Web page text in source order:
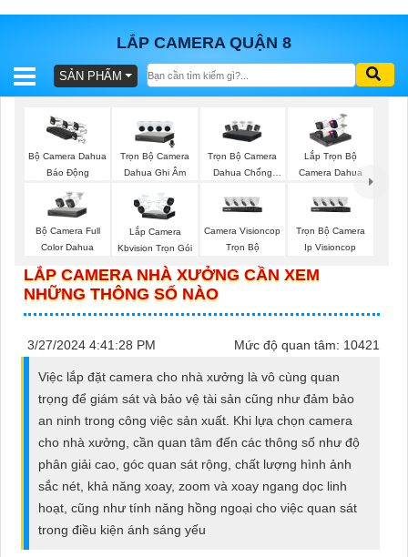
LẮP CAMERA QUẬN 8
BÁO
TRỌN
GÓI
SẢN
TƯ
PHỤ
KIỆN
CAMERA
SẢN PHẨM
Bộ Camera Dahua
Báo Động
Trọn Bộ Camera
Dahua Ghi Âm
Trọn Bộ Camera
Dahua Chống
Lắp Trọn Bộ
Camera Dahua
Bộ Camera Full
Color Dahua
Lắp Camera
Kbvision Trọn Gói
Camera Visioncop
Trọn Bộ
Trọn Bộ Camera
Ip Visioncop
LẮP CAMERA NHÀ XƯỞNG CẦN XEM
NHỮNG THÔNG SỐ NÀO
3/27/2024 4:41:28 PM Mức độ quan tâm: 10421
Việc lắp đặt camera cho nhà xưởng là vô cùng quan
trọng để giám sát và bảo vệ tài sản cũng như đảm bảo
an ninh trong công việc sản xuất. Khi lựa chọn camera
cho nhà xưởng, cần quan tâm đến các thông số như độ
phân giải cao, góc quan sát rộng, chất lượng hình ảnh
sắc nét, khả năng xoay, zoom và xoay ngang dọc linh
hoạt, cũng như tính năng hồng ngoại cho việc quan sát
trong điều kiện ánh sáng yếu